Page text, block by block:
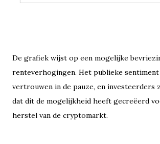
De grafiek wijst op een mogelijke
renteverhogingen. Het publieke
vertrouwen in de pauze, en investeerders
dat dit de mogelijkheid heeft gecreëerd
herstel van de cryptomarkt.